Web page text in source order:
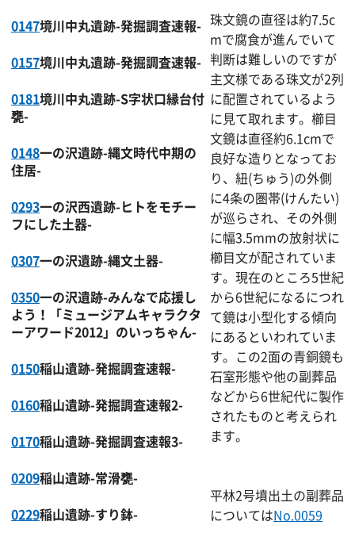
0147境川中丸遺跡-発掘調査速報-
0157境川中丸遺跡-発掘調査速報-
0181境川中丸遺跡-S字状口縁台付
甕-
0148一の沢遺跡-縄文時代中期の
住居-
0293一の沢西遺跡-ヒトをモチー
フにした土器-
0307一の沢遺跡-縄文土器-
0350一の沢遺跡-みんなで応援し
よう！「ミュージアムキャラクタ
ーアワード2012」のいっちゃん-
0150稲山遺跡-発掘調査速報-
0160稲山遺跡-発掘調査速報2-
0170稲山遺跡-発掘調査速報3-
0209稲山遺跡-常滑甕-
0229稲山遺跡-すり鉢-
珠文鏡の直径は約7.5c
mで腐食が進んでいて
判断は難しいのですが
主文様である珠文が2列
に配置されているよう
に見て取れます。櫛目
文鏡は直径約6.1cmで
良好な造りとなってお
り、紐(ちゅう)の外側
に4条の圏帯(けんたい)
が巡らされ、その外側
に幅3.5mmの放射状に
櫛目文が配されていま
す。現在のところ5世紀
から6世紀になるにつれ
て鏡は小型化する傾向
にあるといわれていま
す。この2面の青銅鏡も
石室形態や他の副葬品
などから6世紀代に製作
されたものと考えられ
ます。
平林2号墳出土の副葬品
についてはNo.0059